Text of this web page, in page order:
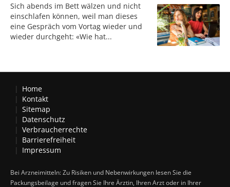
Sich abends im Bett wälzen und nicht
einschlafen können, weil man dieses
eine Gespräch vom Vortag wieder und
wieder durchgeht: «Wie hat...
Home
Kontakt
Sitemap
Datenschutz
Verbraucherrechte
Barrierefreiheit
Impressum
Bei Arzneimitteln: Zu Risiken und Nebenwirkungen lesen Sie die
Packungsbeilage und fragen Sie Ihre Ärztin, Ihren Arzt oder in Ihrer